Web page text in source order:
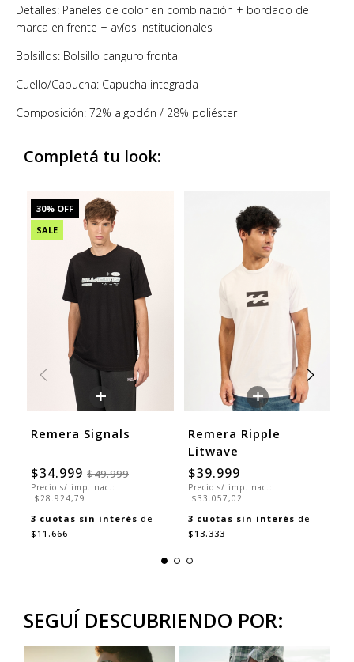
Detalles: Paneles de color en combinación + bordado de
marca en frente + avíos institucionales
Bolsillos: Bolsillo canguro frontal
Cuello/Capucha: Capucha integrada
Composición: 72% algodón / 28% poliéster
Completá tu look:
30% OFF
SALE
+
Remera Signals
$34.999 $49.999
Precio s/ imp. nac.:
$28.924,79
3 cuotas sin interés de
$11.666
+
Remera Ripple
Litwave
$39.999
Precio s/ imp. nac.:
$33.057,02
3 cuotas sin interés de
$13.333
SEGUÍ DESCUBRIENDO POR: